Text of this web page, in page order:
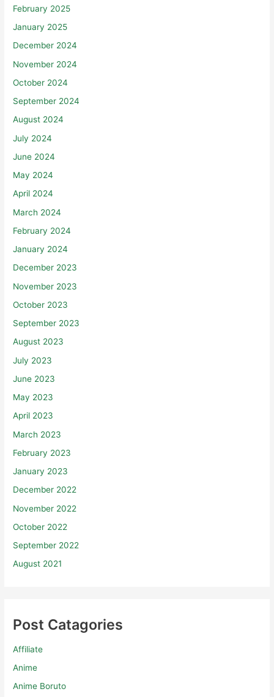
February 2025
January 2025
December 2024
November 2024
October 2024
September 2024
August 2024
July 2024
June 2024
May 2024
April 2024
March 2024
February 2024
January 2024
December 2023
November 2023
October 2023
September 2023
August 2023
July 2023
June 2023
May 2023
April 2023
March 2023
February 2023
January 2023
December 2022
November 2022
October 2022
September 2022
August 2021
Post Catagories
Affiliate
Anime
Anime Boruto